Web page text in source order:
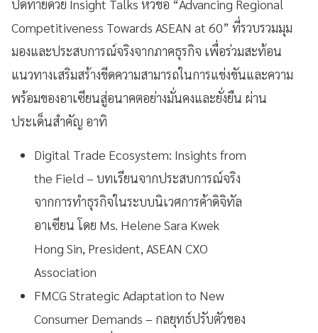
ปิดท้ายด้วย Insight Talks หัวข้อ “Advancing Regional
Competitiveness Towards ASEAN at 60” ที่รวบรวมมุม
มองและประสบการณ์จริงจากภาคธุรกิจ เพื่อร่วมสะท้อน
แนวทางเสริมสร้างขีดความสามารถในการแข่งขันและความ
พร้อมของอาเซียนสู่อนาคตอย่างมั่นคงและยั่งยืน ผ่าน
ประเด็นสำคัญ อาทิ
Digital Trade Ecosystem: Insights from
the Field – บทเรียนจากประสบการณ์จริง
จากการทำธุรกิจในระบบนิเวศการค้าดิจิทัล
อาเซียน โดย Ms. Helene Sara Kwek
Hong Sin, President, ASEAN CXO
Association
FMCG Strategic Adaptation to New
Consumer Demands – กลยุทธ์ปรับตัวของ